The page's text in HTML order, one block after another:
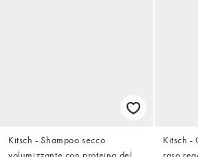
Kitsch - Shampoo secco
Kitsch -